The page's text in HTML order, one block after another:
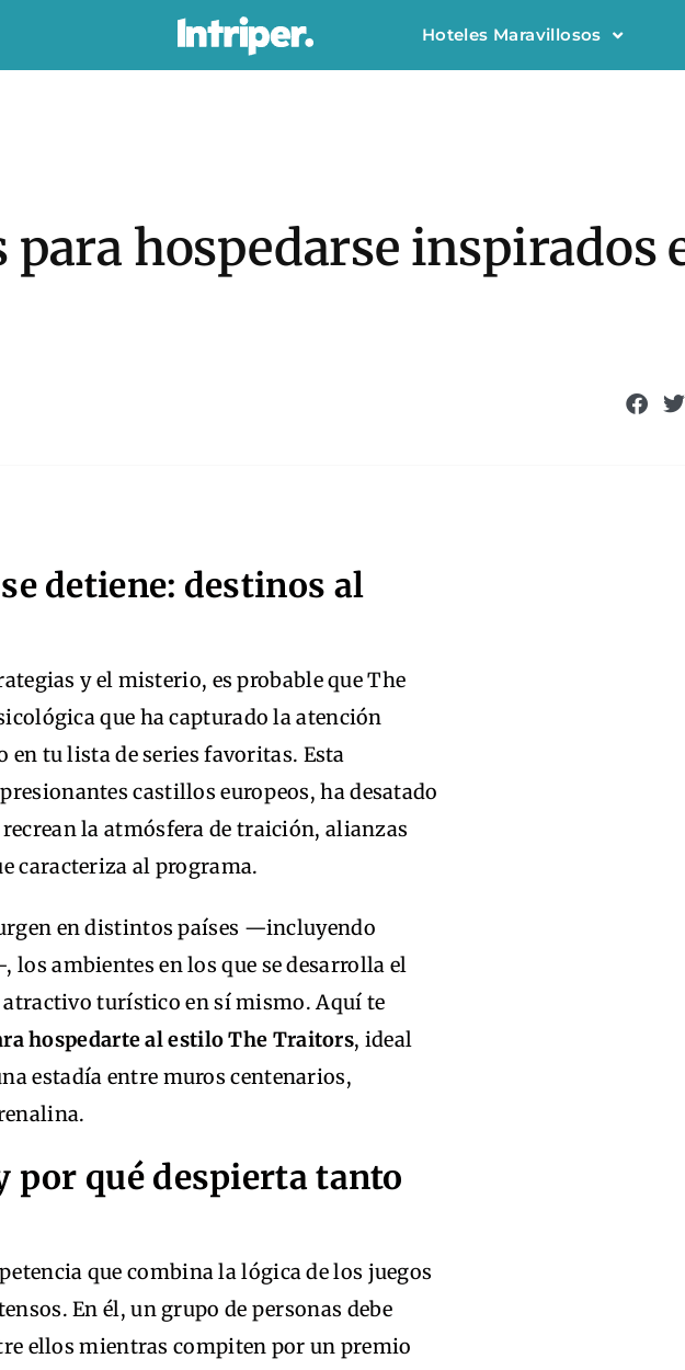
Hoteles Maravillosos
hospedarse inspirados
detiene: destinos al
y el misterio, es probable que The
que ha capturado la atención
tu lista de series favoritas. Esta
castillos europeos, ha desatado
la atmósfera de traición, alianzas
caracteriza al programa.
en distintos países —incluyendo
ambientes en los que se desarrolla el
turístico en sí mismo. Aquí te
hospedarte al estilo The Traitors, ideal
estadía entre muros centenarios,
por qué despierta tanto
que combina la lógica de los juegos
En él, un grupo de personas debe
ellos mientras compiten por un premio